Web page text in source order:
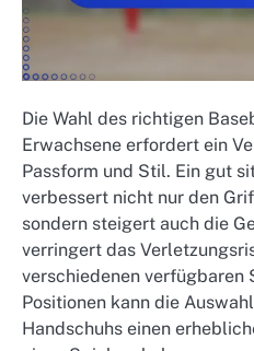
Die Wahl des richtigen
Erwachsene erfordert ein
Passform und Stil. Ein gut
verbessert nicht nur den
sondern steigert auch die
verringert das
verschiedenen
Positionen kann die
Handschuhs einen